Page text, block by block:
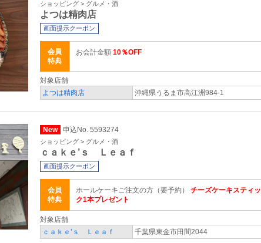
ショッピング > グルメ・酒
よつは精肉店
画面提示クーポン
会員
特典
お会計金額 10％OFF
対象店舗
よつは精肉店
沖縄県うるま市高江洲984-1
New 申込No. 5593274
ショッピング > グルメ・酒
ｃａｋｅ’ｓ Ｌｅａｆ
画面提示クーポン
会員
特典
ホールケーキご注文の方（要予約） チーズケーキスティッ
ク1本プレゼント
対象店舗
ｃａｋｅ’ｓ Ｌｅａｆ
千葉県東金市田間2044